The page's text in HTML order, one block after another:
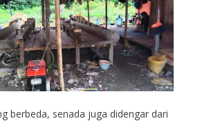
berbeda, senada juga didengar dari